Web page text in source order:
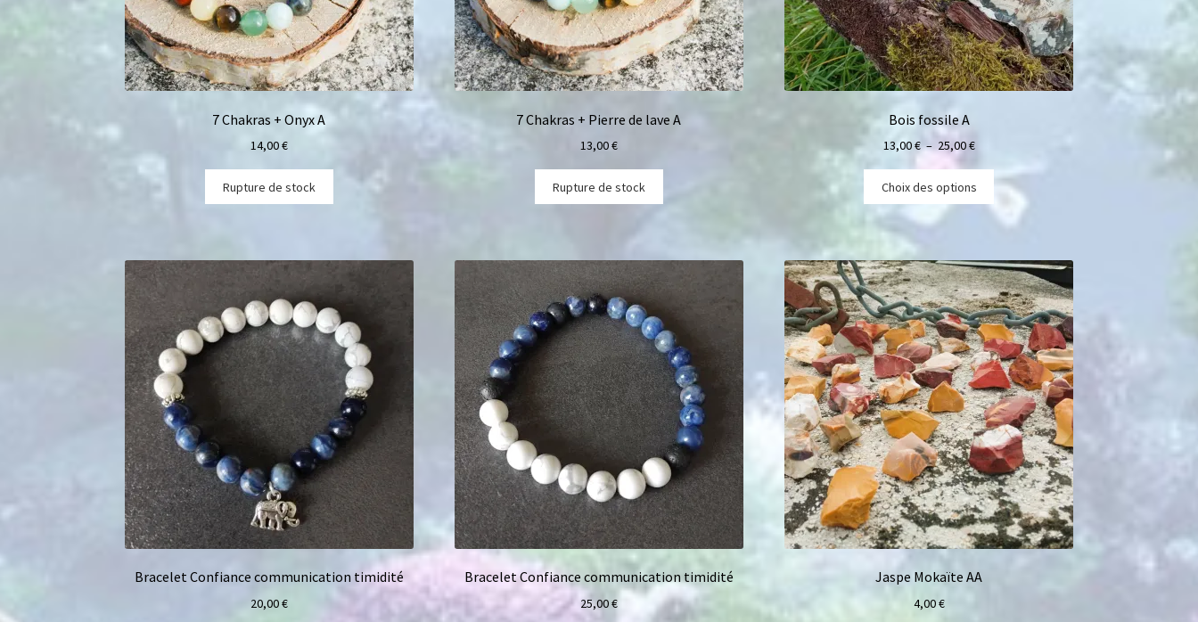
7 Chakras + Onyx A
14,00€
Rupture de stock
7 Chakras + Pierre de lave A
13,00€
Rupture de stock
Bois fossile A
13,00€– 25,00€
Choix des options
Bracelet Confiance communication timidité
20,00€
Bracelet Confiance communication timidité
25,00€
Jaspe Mokaïte AA
4,00€